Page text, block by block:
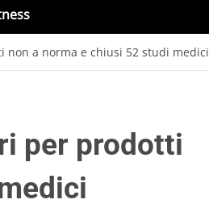
a norma e chiusi 52 studi medici
per prodotti